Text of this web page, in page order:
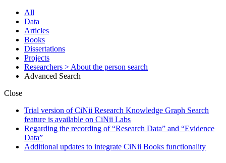
All
Data
Articles
Books
Dissertations
Projects
Researchers > About the person search
Advanced Search
Close
Trial version of CiNii Research Knowledge Graph Search
feature is available on CiNii Labs
Regarding the recording of “Research Data” and “Evidence
Data”
Additional updates to integrate CiNii Books functionality